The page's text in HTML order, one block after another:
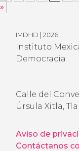
»
IMDHD | 2026
Instituto
Democracia
Calle del
Úrsula Xitla,
Aviso de
Contáctanos